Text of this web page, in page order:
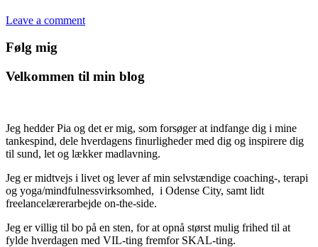
Leave a comment
Følg mig
Velkommen til min blog
Jeg hedder Pia og det er mig, som forsøger at indfange dig i mine
tankespind, dele hverdagens finurligheder med dig og inspirere dig
til sund, let og lækker madlavning.
Jeg er midtvejs i livet og lever af min selvstændige coaching-, terapi
og yoga/mindfulnessvirksomhed, i Odense City, samt lidt
freelancelærerarbejde on-the-side.
Jeg er villig til bo på en sten, for at opnå størst mulig frihed til at
fylde hverdagen med VIL-ting fremfor SKAL-ting.